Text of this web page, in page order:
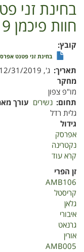
בחינת זני
חוות פיכמן 2019
קובץ
בחינת זני פטנט אפרסק
תאריך ג', 12/31/2019 - 12:00
מחקר
מו"פ צפון
תחום נשירים עורך
גלית רדל
גידול
אפרסק
נקטרינה
קרא עוד
זני
פטנט
2019
זן הפרי
AMB106
קריסטל
גלאן
איבורי
גרנאט
אורין
AMB005